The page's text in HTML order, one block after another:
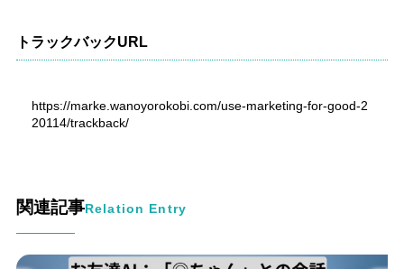
トラックバックURL
https://marke.wanoyorokobi.com/use-marketing-for-good-2
20114/trackback/
関連記事Relation Entry